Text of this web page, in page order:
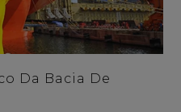
Da Bacia De